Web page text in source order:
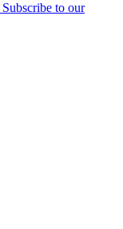
Subscribe to our